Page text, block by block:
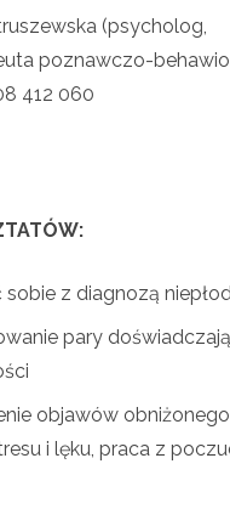
(psycholog,
poznawczo-
412 060
sobie z diagnozą
pary
objawów
i lęku, praca z